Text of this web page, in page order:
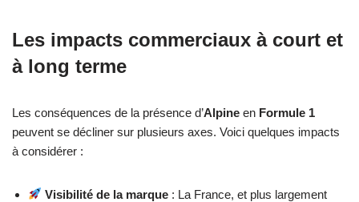
Les impacts commerciaux à court et
à long terme
Les conséquences de la présence d’Alpine en Formule 1
peuvent se décliner sur plusieurs axes. Voici quelques impacts
à considérer :
Visibilité de la marque : La France, et plus largement